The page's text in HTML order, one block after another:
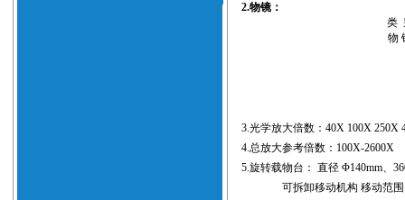
2.物镜：
类
物
3.光学放大倍数：40X 100X 250X
4.总放大参考倍数：100X-2600X
5.旋转载物台： 直径 Φ140mm、
可拆卸移动机构 移动范围：